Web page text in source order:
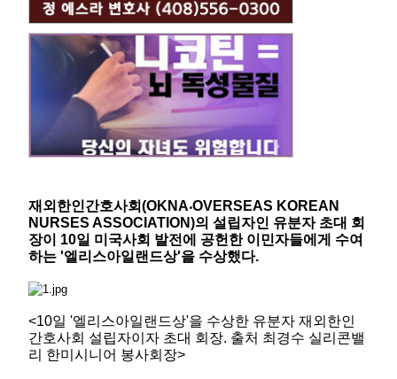
재외한인간호사회(OKNA⸳OVERSEAS KOREAN
NURSES ASSOCIATION)의 설립자인 유분자 초대 회
장이 10일 미국사회 발전에 공헌한 이민자들에게 수여
하는 '엘리스아일랜드상'을 수상했다.
<10일 '엘리스아일랜드상'을 수상한 유분자 재외한인
간호사회 설립자이자 초대 회장. 출처 최경수 실리콘밸
리 한미시니어 봉사회장>